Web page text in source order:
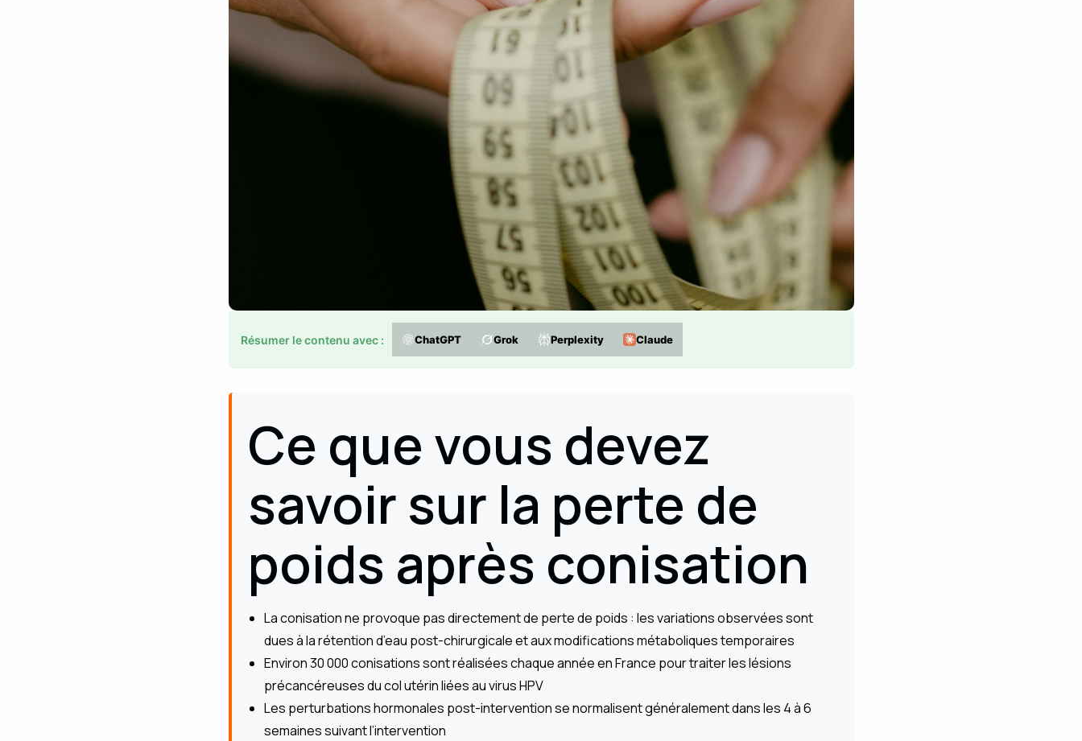
Résumer le contenu avec : ChatGPT Grok Perplexity Claude
Ce que vous devez
savoir sur la perte de
poids après conisation
La conisation ne provoque pas directement de perte de poids : les variations observées sont
dues à la rétention d’eau post-chirurgicale et aux modifications métaboliques temporaires
Environ 30 000 conisations sont réalisées chaque année en France pour traiter les lésions
précancéreuses du col utérin liées au virus HPV
Les perturbations hormonales post-intervention se normalisent généralement dans les 4 à 6
semaines suivant l’intervention